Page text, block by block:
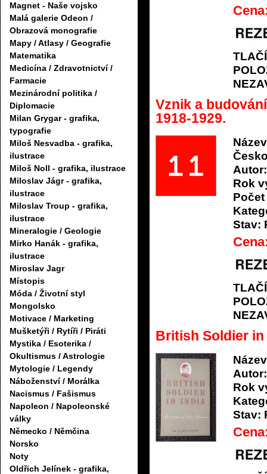
Magnet - Naše vojsko
Malá galerie Odeon /
Obrazová monografie
Mapy / Atlasy / Geografie
Matematika
Medicína / Zdravotnictví /
Farmacie
Mezinárodní politika /
Diplomacie
Milan Grygar - grafika,
typografie
Miloš Nesvadba - grafika,
ilustrace
Miloš Noll - grafika, ilustrace
Miloslav Jágr - grafika,
ilustrace
Miloslav Troup - grafika,
ilustrace
Mineralogie / Geologie
Mirko Hanák - grafika,
ilustrace
Miroslav Jagr
Místopis
Móda / Životní styl
Mongolsko
Motivace / Marketing
Mušketýři / Rytíři / Piráti
Mystika / Esoterika /
Okultismus / Astrologie
Mytologie / Legendy
Náboženství / Morálka
Nacismus / Fašismus
Napoleon / Napoleonské
války
Německo / Němčina
Norsko
Noty
Oldřich Jelínek - grafika,
Vznik a
1918-1929.
Autor:
Rok
Stav:
British Soldier in
Autor:
Rok
Stav: